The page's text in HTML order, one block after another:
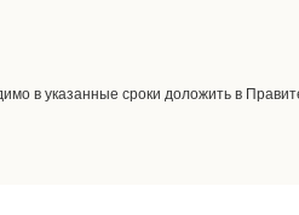
в указанные сроки доложить в